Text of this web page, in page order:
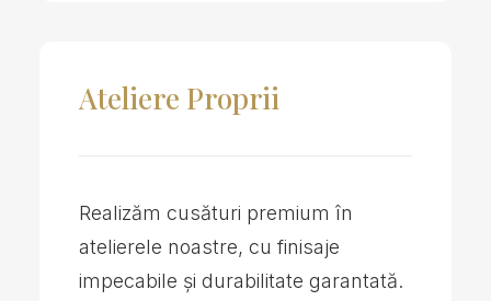
Ateliere Proprii
Realizăm cusături premium în
atelierele noastre, cu finisaje
impecabile și durabilitate garantată.